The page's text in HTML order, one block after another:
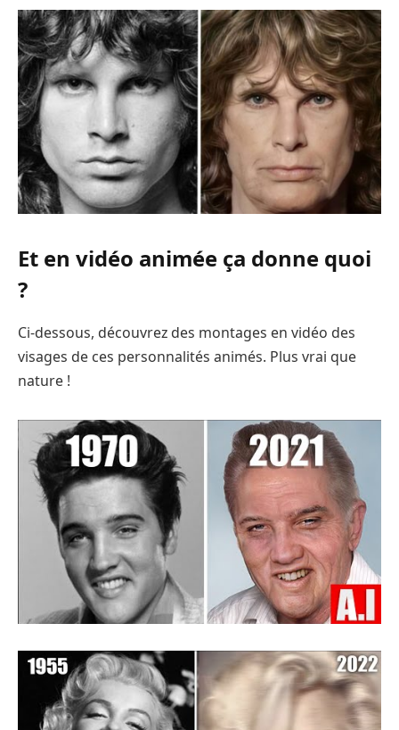
Et en vidéo animée ça donne quoi
?
Ci-dessous, découvrez des montages en vidéo des
visages de ces personnalités animés. Plus vrai que
nature !